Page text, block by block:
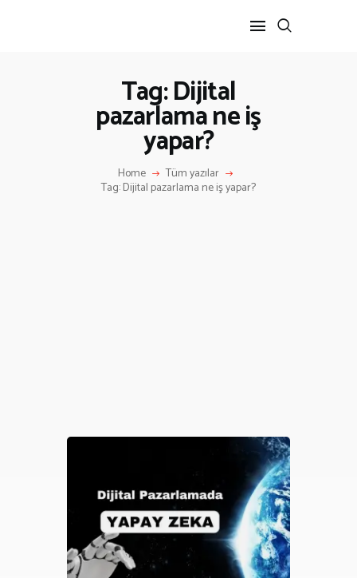
Tag: Dijital
pazarlama ne iş
yapar?
Home Tüm yazılar
Tag: Dijital pazarlama ne iş yapar?
ANA SAYFA
HAKKIMIZDA